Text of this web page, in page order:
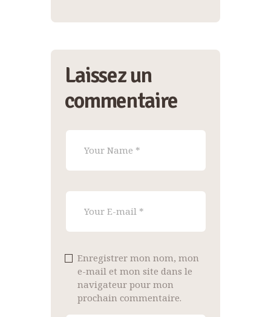
Laissez un
commentaire
Enregistrer mon nom, mon
e-mail et mon site dans le
navigateur pour mon
prochain commentaire.